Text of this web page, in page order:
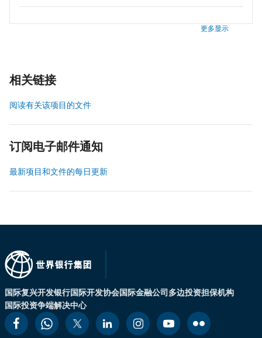
更多显示
相关链接
阅读有关该项目的文件
订阅电子邮件通知
最新项目和文件的每日更新
国际复兴开发银行国际开发协会国际金融公司多边投资担保机构
国际投资争端解决中心